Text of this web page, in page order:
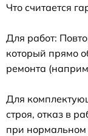
Что считается
Для работ:
который прямо
ремонта
Для
строя, отказ в
при нормальном